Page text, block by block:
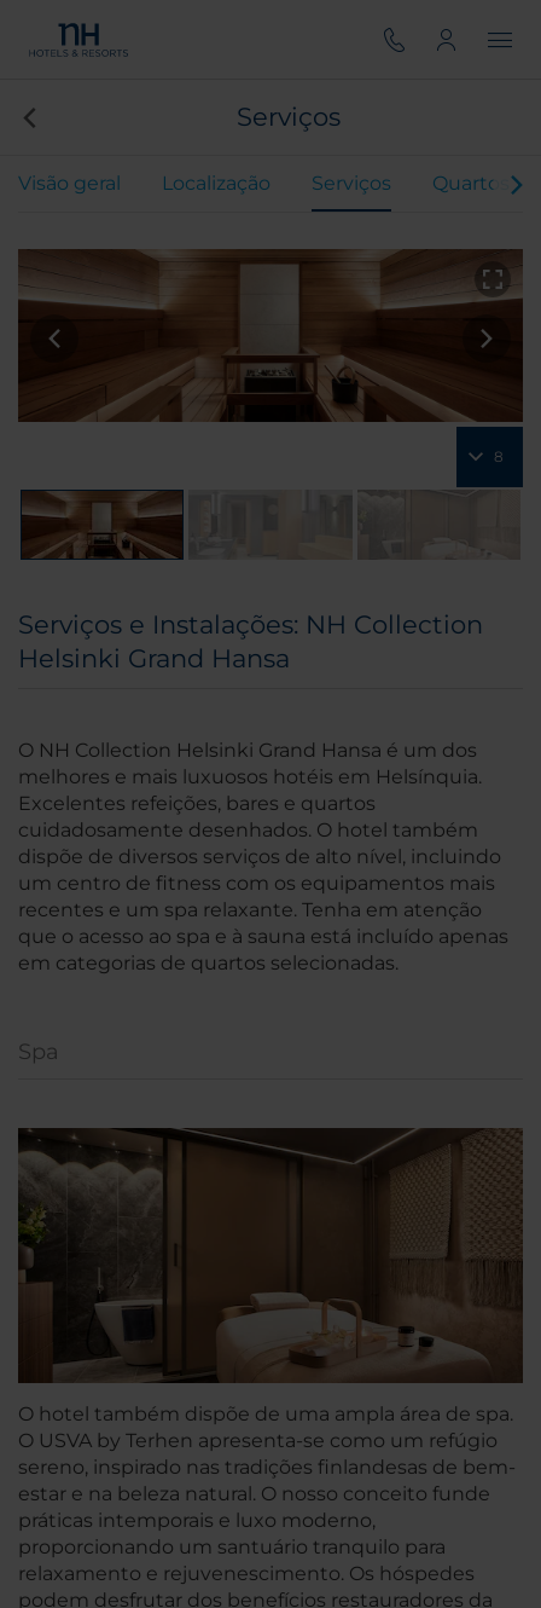
Serviços
Visão geral Localização Serviços Quartos
8
Serviços e Instalações: NH Collection
Helsinki Grand Hansa
O NH Collection Helsinki Grand Hansa é um dos
melhores e mais luxuosos hotéis em Helsínquia.
Excelentes refeições, bares e quartos
cuidadosamente desenhados. O hotel também
dispõe de diversos serviços de alto nível, incluindo
um centro de fitness com os equipamentos mais
recentes e um spa relaxante. Tenha em atenção
que o acesso ao spa e à sauna está incluído apenas
em categorias de quartos selecionadas.
Spa
O hotel também dispõe de uma ampla área de spa.
O USVA by Terhen apresenta-se como um refúgio
sereno, inspirado nas tradições finlandesas de bem-
estar e na beleza natural. O nosso conceito funde
práticas intemporais e luxo moderno,
proporcionando um santuário tranquilo para
relaxamento e rejuvenescimento. Os hóspedes
podem desfrutar dos benefícios restauradores da